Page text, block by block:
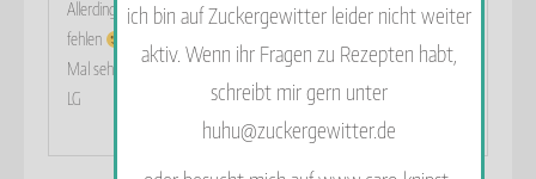
Allerdings werde ich meinen Mann erst danach erzaehlen das die Eier
fehlen
Mal sehen was er sagt.
LG
ich bin auf Zuckergewitter leider nicht weiter
aktiv. Wenn ihr Fragen zu Rezepten habt,
schreibt mir gern unter
huhu@zuckergewitter.de